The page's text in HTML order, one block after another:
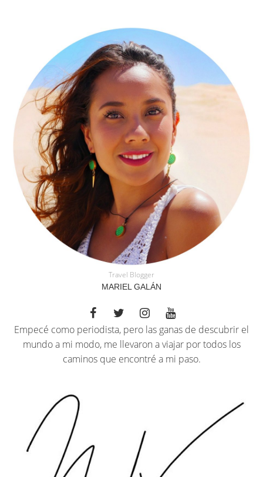
Travel Blogger
MARIEL GALÁN
Empecé como periodista, pero las ganas de descubrir el
mundo a mi modo, me llevaron a viajar por todos los
caminos que encontré a mi paso.